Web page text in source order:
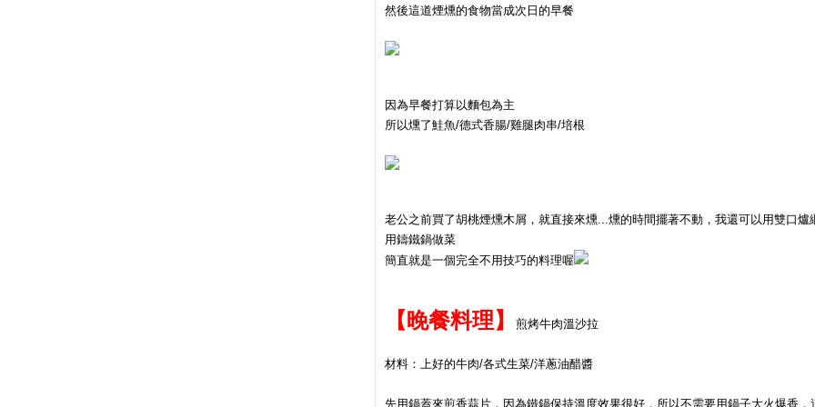
然後這道煙燻的食物當成次日的早餐
因為早餐打算以麵包為主
所以燻了鮭魚/德式香腸/雞腿肉串/培根
老公之前買了胡桃煙燻木屑，就直接來燻...燻的時間擺著不動，我還可以用雙口爐
用鑄鐵鍋做菜
簡直就是一個完全不用技巧的料理喔
【晚餐料理】 煎烤牛肉溫沙拉
材料：上好的牛肉/各式生菜/洋蔥油醋醬
先用鍋蓋來煎香蒜片，因為鐵鍋保持溫度效果很好，所以不需要用鍋子大火爆香，